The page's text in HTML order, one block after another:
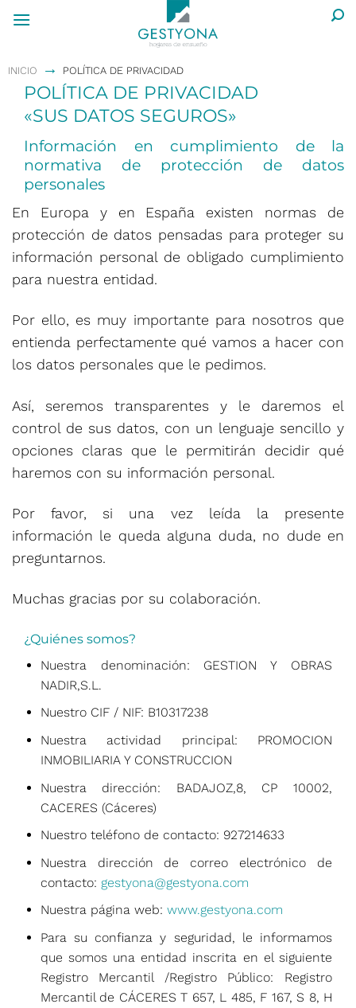
INICIO → POLÍTICA DE PRIVACIDAD
POLÍTICA DE PRIVACIDAD
«SUS DATOS SEGUROS»
Información en cumplimiento de la
normativa de protección de datos
personales
En Europa y en España existen normas de
protección de datos pensadas para proteger su
información personal de obligado cumplimiento
para nuestra entidad.
Por ello, es muy importante para nosotros que
entienda perfectamente qué vamos a hacer con
los datos personales que le pedimos.
Así, seremos transparentes y le daremos el
control de sus datos, con un lenguaje sencillo y
opciones claras que le permitirán decidir qué
haremos con su información personal.
Por favor, si una vez leída la presente
información le queda alguna duda, no dude en
preguntarnos.
Muchas gracias por su colaboración.
¿Quiénes somos?
Nuestra denominación: GESTION Y OBRAS
NADIR,S.L.
Nuestro CIF / NIF: B10317238
Nuestra actividad principal: PROMOCION
INMOBILIARIA Y CONSTRUCCION
Nuestra dirección: BADAJOZ,8, CP 10002,
CACERES (Cáceres)
Nuestro teléfono de contacto: 927214633
Nuestra dirección de correo electrónico de
contacto: gestyona@gestyona.com
Nuestra página web: www.gestyona.com
Para su confianza y seguridad, le informamos
que somos una entidad inscrita en el siguiente
Registro Mercantil /Registro Público: Registro
Mercantil de CÁCERES T 657, L 485, F 167, S 8, H